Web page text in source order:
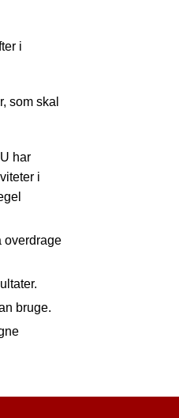
i
som skal
har
i
overdrage
bruge.